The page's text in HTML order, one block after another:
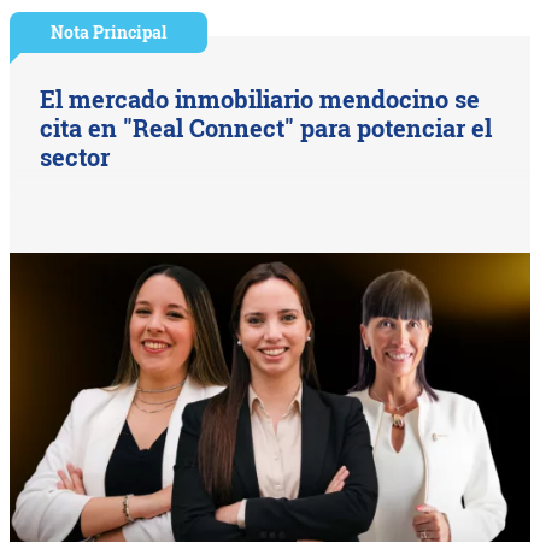
Nota Principal
El mercado inmobiliario mendocino se
cita en "Real Connect" para potenciar el
sector